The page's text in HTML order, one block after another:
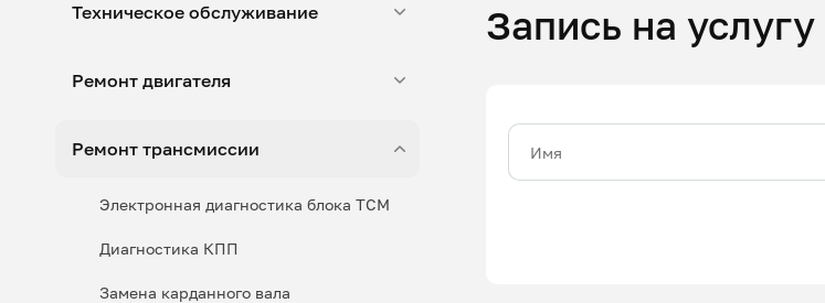
Техническое обслуживание
Ремонт двигателя
Ремонт трансмиссии
Электронная диагностика блока ТСМ
Диагностика КПП
Замена карданного вала
Запись на услугу
Имя